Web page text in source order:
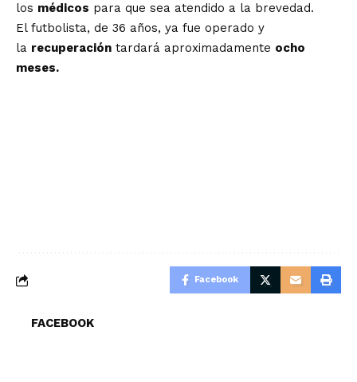
los médicos para que sea atendido a la brevedad.
El futbolista, de 36 años, ya fue operado y
la recuperación tardará aproximadamente ocho
meses.
Facebook
FACEBOOK